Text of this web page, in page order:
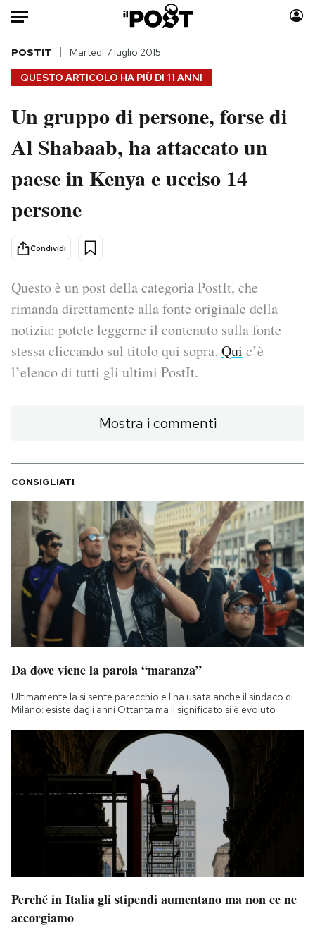
Auto
HOME
Italia
Politica
Tecnologia
Scienza
Cultura
Economia
Sport
Moda
Consumismi
Storie/Idee
Mondiali calcio 2026
PODCAST
SHOP
CALENDARIO
AREA PERSONALE
Area Personale
Newsletter
Notifiche mobile
Hai bisogno di aiuto?
Esci
QUESTO ARTICOLO HA PIÙ DI 11 ANNI
POSTIT Martedì 7 luglio 2015
Un gruppo di persone, forse di
Al Shabaab, ha attaccato un
paese in Kenya e ucciso 14
persone
Condividi
Questo è un post della categoria PostIt, che
rimanda direttamente alla fonte originale della
notizia: potete leggerne il contenuto sulla fonte
stessa cliccando sul titolo qui sopra. Qui c’è
l’elenco di tutti gli ultimi PostIt.
Mostra i commenti
CONSIGLIATI
Da dove viene la parola “maranza”
Ultimamente la si sente parecchio e l'ha usata anche il sindaco di
Milano: esiste dagli anni Ottanta ma il significato si è evoluto
Perché in Italia gli stipendi aumentano ma non ce ne
accorgiamo